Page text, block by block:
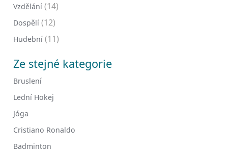
Vzdělání (14)
Dospělí (12)
Hudební (11)
Ze stejné kategorie
Bruslení
Lední Hokej
Jóga
Cristiano Ronaldo
Badminton